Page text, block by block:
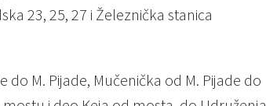
23, 25, 27 i Železnička stanica
do M. Pijade, Mučenička od M. Pijade do